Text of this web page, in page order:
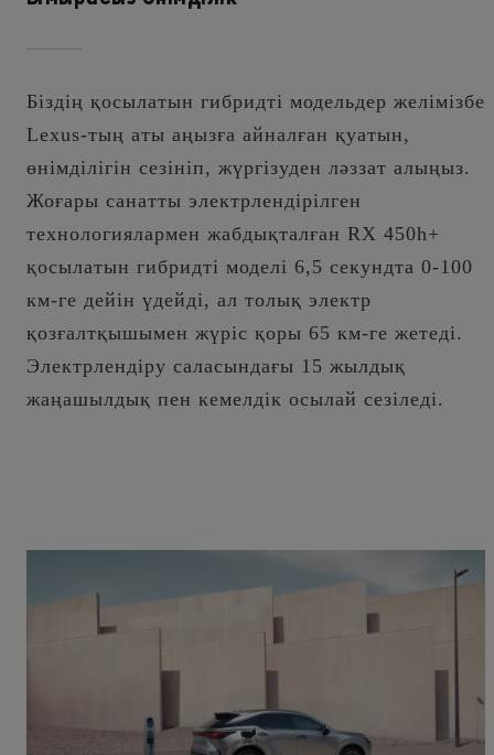
Біздің қосылатын гибридті модельдер
Lexus-тың аты аңызға айналған қуатын,
өнімділігін сезініп, жүргізуден ләззат алыңыз.
Жоғары санатты электрлендірілген
технологиялармен жабдықталған RX 450h+
қосылатын гибридті моделі 6,5 секундта 0-100
км-ге дейін үдейді, ал толық электр
қозғалтқышымен жүріс қоры 65 км-ге жетеді.
Электрлендіру саласындағы 15 жылдық
жаңашылдық пен кемелдік осылай сезіледі.